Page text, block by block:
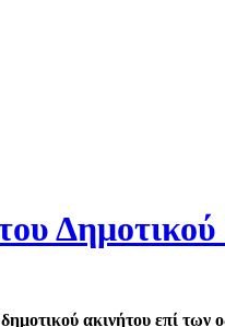
ακινήτου επί